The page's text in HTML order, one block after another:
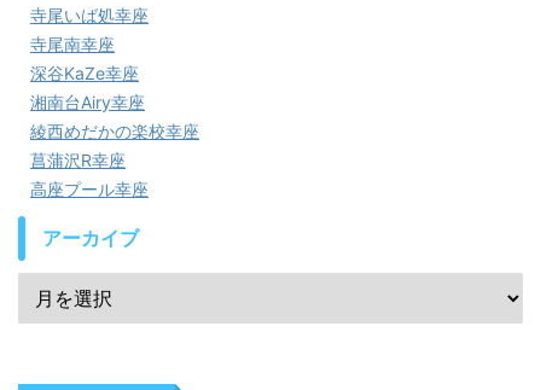
寺尾いば処幸座
寺尾南幸座
深谷KaZe幸座
湘南台Airy幸座
綾西めだかの楽校幸座
菖蒲沢R幸座
高座プール幸座
アーカイブ